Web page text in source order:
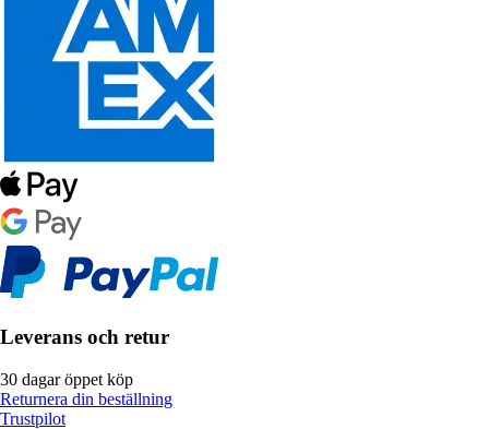
Leverans och retur
30 dagar öppet köp
Returnera din beställning
Trustpilot